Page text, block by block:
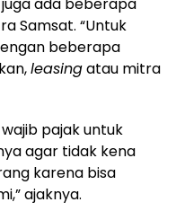
Samsat. “Untuk
beberapa
leasingatau mitra
pajak untuk
agar tidak kena
karena bisa
ajaknya.